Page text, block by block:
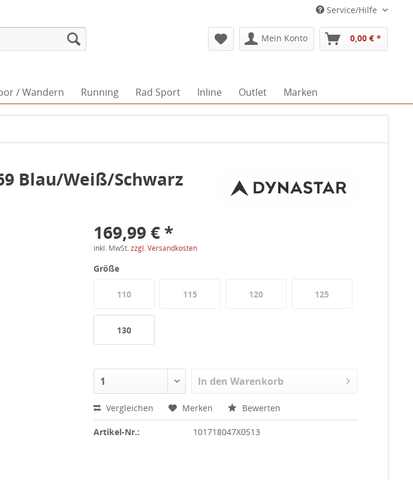
Service/Hilfe
Mein Konto 0,00 € *
/ Wandern Running Rad Sport Inline Outlet Marken
Blau/Weiß/Schwarz
169,99 € *
inkl. MwSt.zzgl. Versandkosten
Größe
110 115 120 125
130
In den Warenkorb
Vergleichen Merken Bewerten
Artikel-Nr.: 101718047X0513